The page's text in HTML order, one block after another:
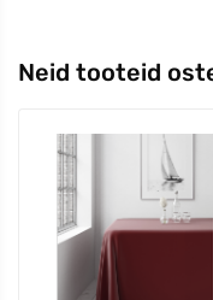
Neid tooteid